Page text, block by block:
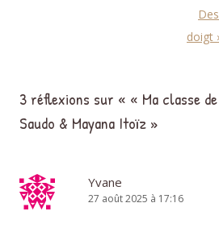
doigt
3 réflexions sur « « Ma classe
Saudo & Mayana Itoïz »
Yvane
27 août 2025 à 17:16